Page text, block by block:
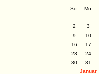
So.
Mo.
2
3
9
10
16
17
23
24
30
31
Januar